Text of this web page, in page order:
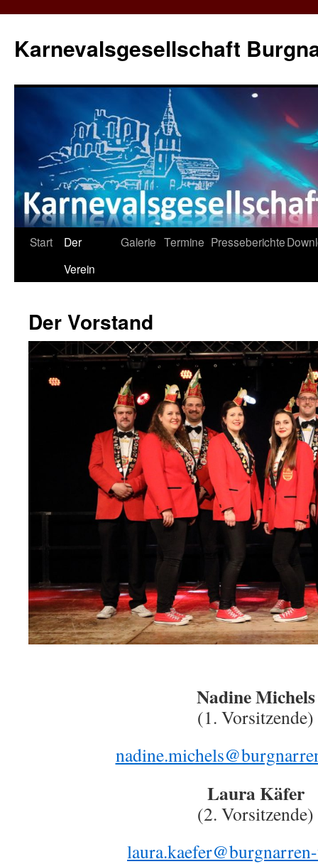
Karnevalsgesellschaft
Zum
Start
Der
Verein
Galerie Termine Presseberichte
Der Vorstand
Nadine Michels
(1. Vorsitzende)
Laura Käfer
(2. Vorsitzende)